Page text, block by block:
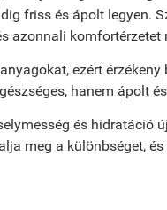
friss és ápolt legyen.
azonnali komfortérzetet
ezért
hanem ápolt
és hidratáció
meg a különbséget,